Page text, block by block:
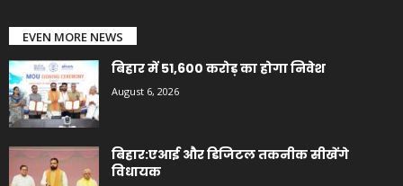
EVEN MORE NEWS
बिहार में 51,600 करोड़ का होगा निवेश
August 6, 2026
बिहार:एआई और डिजिटल तकनीक सीखेंगे
विधायक